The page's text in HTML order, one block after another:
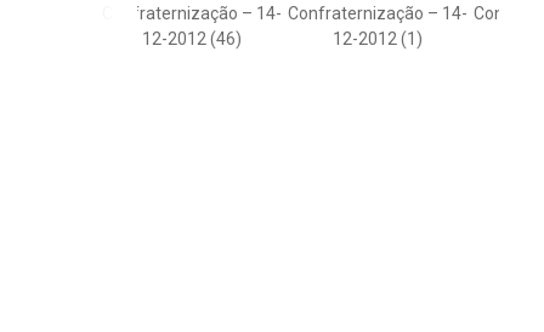
Confraternização – 14-
12-2012 (46)
Confraternização – 14-
12-2012 (1)